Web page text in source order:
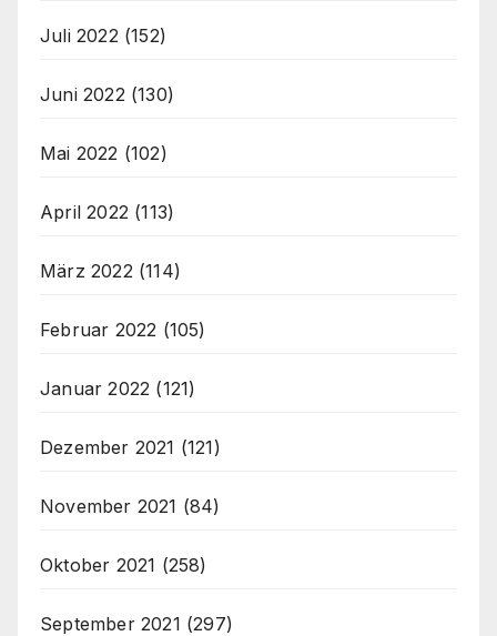
Juli 2022 (152)
Juni 2022 (130)
Mai 2022 (102)
April 2022 (113)
März 2022 (114)
Februar 2022 (105)
Januar 2022 (121)
Dezember 2021 (121)
November 2021 (84)
Oktober 2021 (258)
September 2021 (297)